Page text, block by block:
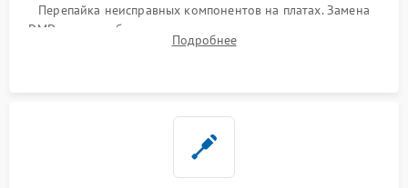
Перепайка неисправных компонентов на платах. Замена
DMD-чипа при битых пикселях, установка нового цветового
колеса или восстановление сгоревших поляризационных
Подробнее